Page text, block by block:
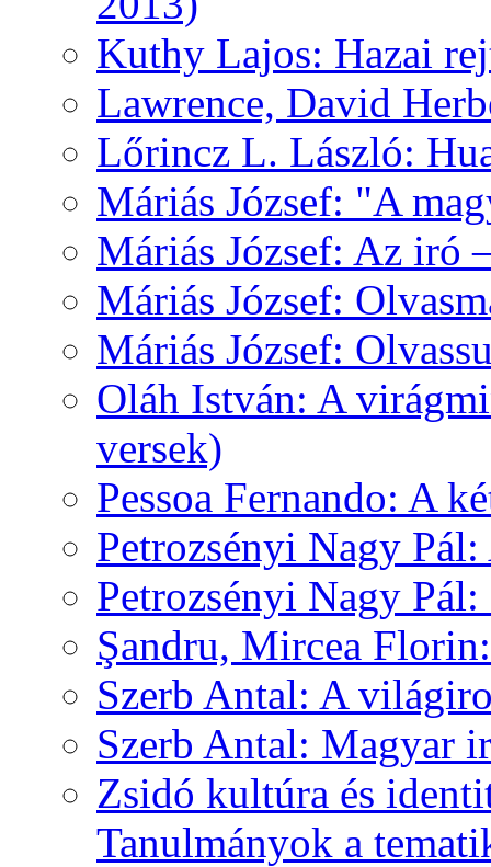
Kuthy Lajos: Hazai
Lawrence, David
Lőrincz L. László:
Máriás József: "A
Máriás József: Az iró
Máriás József:
Máriás József:
Oláh István: A
versek)
Pessoa Fernando: A
Petrozsényi Nagy
Petrozsényi Nagy
Şandru, Mircea
Szerb Antal: A
Szerb Antal: Magyar
Zsidó kultúra és
Tanulmányok a